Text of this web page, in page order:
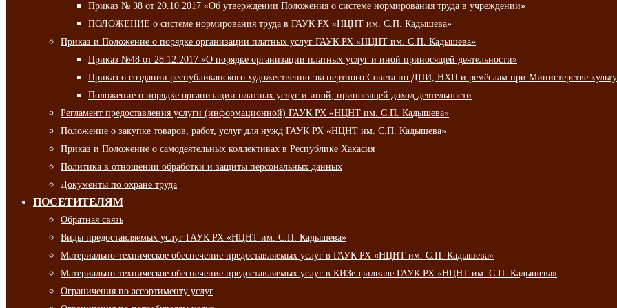
Приказ № 38 от 20.10.2017 «Об утверждении Положения о системе нормирования труда в учреждении»
ПОЛОЖЕНИЕ о системе нормирования труда в ГАУК РХ «НЦНТ им. С.П. Кадышева»
Приказ и Положение о порядке организации платных услуг ГАУК РХ «НЦНТ им. С.П. Кадышева»
Приказ №48 от 28.12.2017 «О порядке организации платных услуг и иной приносящей деятельности»
Приказ о создании республиканского художественно-экспертного Совета по ДПИ, НХП и ремёслам при Министерстве
Положение о порядке организации платных услуг и иной, приносящей доход деятельности
Регламент предоставления услуги (информационной) ГАУК РХ «НЦНТ им. С.П. Кадышева»
Положение о закупке товаров, работ, услуг для нужд ГАУК РХ «НЦНТ им. С.П. Кадышева»
Приказ и Положение о самодеятельных коллективах в Республике Хакасия
Политика в отношении обработки и защиты персональных данных
Документы по охране труда
ПОСЕТИТЕЛЯМ
Обратная связь
Виды предоставляемых услуг ГАУК РХ «НЦНТ им. С.П. Кадышева»
Материально-техническое обеспечение предоставляемых услуг в ГАУК РХ «НЦНТ им. С.П. Кадышева»
Материально-техническое обеспечение предоставляемых услуг в КИЗе-филиале ГАУК РХ «НЦНТ им. С.П. Кадышева»
Ограничения по ассортименту услуг